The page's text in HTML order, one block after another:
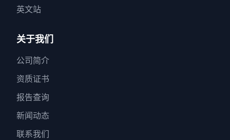
英文站
关于我们
公司简介
资质证书
报告查询
新闻动态
联系我们